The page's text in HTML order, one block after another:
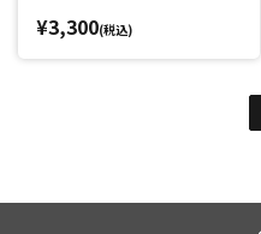
¥3,300(税込)